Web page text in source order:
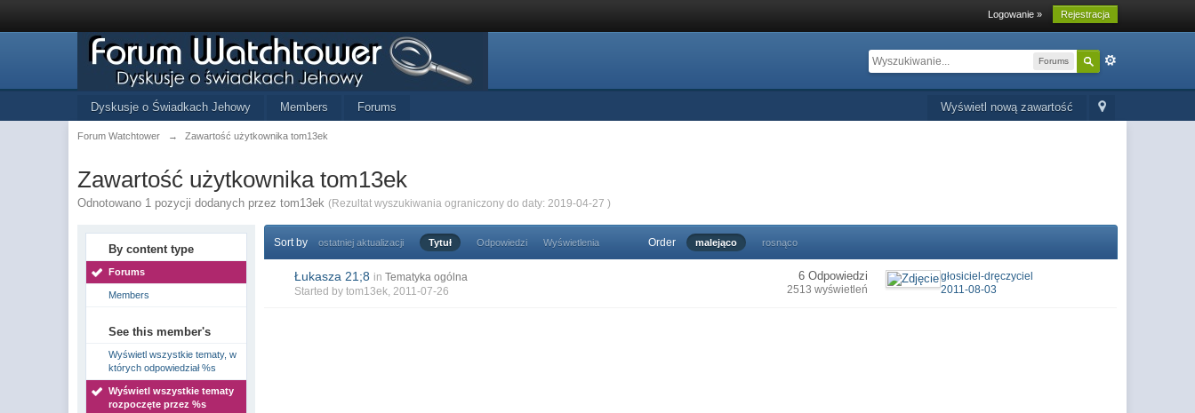
Logowanie » Rejestracja
Forums
Wyświetl nową zawartość
Dyskusje o Świadkach Jehowy Members Forums
Forum Watchtower → Zawartość użytkownika tom13ek
Zawartość użytkownika tom13ek
Odnotowano 1 pozycji dodanych przez tom13ek (Rezultat wyszukiwania ograniczony do daty: 2019-04-27 )
By content type
Forums
Members
See this member's
Wyświetl wszystkie tematy, w
których odpowiedział %s
Wyświetl wszystkie tematy
rozpoczęte przez %s
Sort by ostatniej aktualizacji Tytuł Odpowiedzi Wyświetlenia Order malejąco rosnąco
Łukasza 21;8 in Tematyka ogólna
Started bytom13ek, 2011-07-26
6 Odpowiedzi
2513 wyświetleń
głosiciel-dręczyciel
2011-08-03